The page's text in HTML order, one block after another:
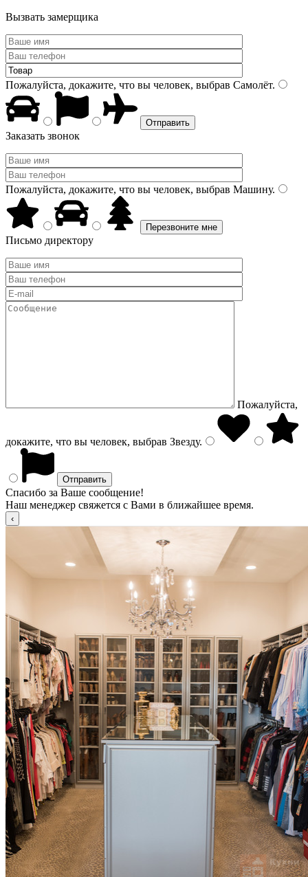
Вызвать замерщика
Пожалуйста, докажите, что вы человек, выбрав Самолёт.
Заказать звонок
Пожалуйста, докажите, что вы человек, выбрав Машину.
Письмо директору
Пожалуйста,
докажите, что вы человек, выбрав Звезду.
Спасибо за Ваше сообщение!
Наш менеджер свяжется с Вами в ближайшее время.